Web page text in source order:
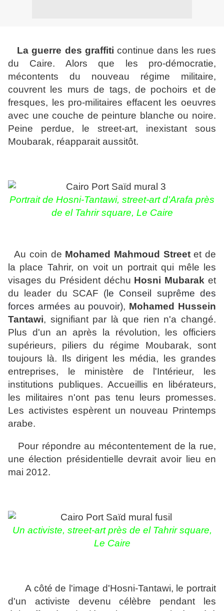
La guerre des graffiti continue dans les rues
du Caire. Alors que les pro-démocratie,
mécontents du nouveau régime militaire,
couvrent les murs de tags, de pochoirs et de
fresques, les pro-militaires effacent les oeuvres
avec une couche de peinture blanche ou noire.
Peine perdue, le street-art, inexistant sous
Moubarak, réapparait aussitôt.
Portrait de Hosni-Tantawi, street-art d'Arafa près
de el Tahrir square, Le Caire
Au coin de Mohamed Mahmoud Streetet de
la place Tahrir, on voit un portrait qui mêle les
visages du Président déchu Hosni Mubarak et
du leader du SCAF (le Conseil suprême des
forces armées au pouvoir), Mohamed Hussein
Tantawi, signifiant par là que rien n'a changé.
Plus d'un an après la révolution, les officiers
supérieurs, piliers du régime Moubarak, sont
toujours là. Ils dirigent les média, les grandes
entreprises, le ministère de l'Intérieur, les
institutions publiques. Accueillis en libérateurs,
les militaires n'ont pas tenu leurs promesses.
Les activistes espèrent un nouveau Printemps
arabe.
Pour répondre au mécontentement de la rue,
une élection présidentielle devrait avoir lieu en
mai 2012.
Un activiste, street-art près de el Tahrir square,
Le Caire
A côté de l'image d'Hosni-Tantawi, le portrait
d'un activiste devenu célèbre pendant les